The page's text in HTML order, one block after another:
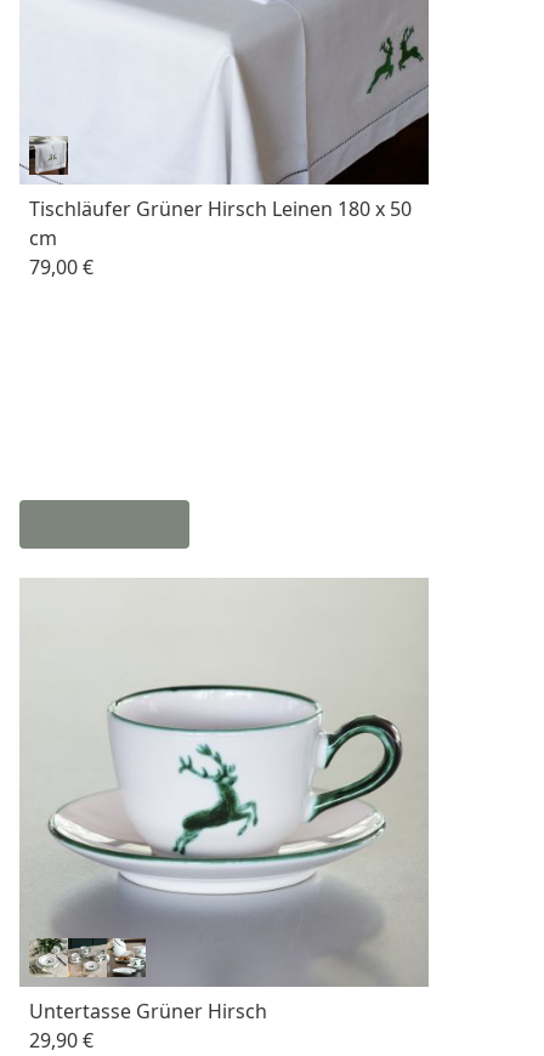
Tischläufer Grüner Hirsch Leinen 180 x 50
cm
79,00 €
Untertasse Grüner Hirsch
29,90 €